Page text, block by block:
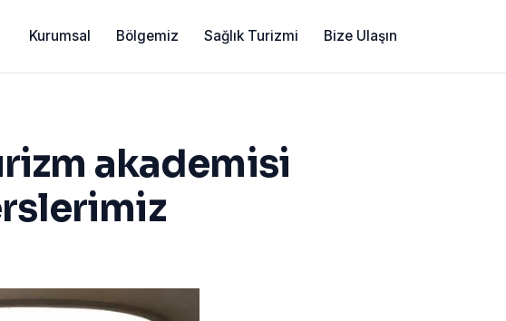
Kurumsal Bölgemiz Sağlık Turizmi Bize Ulaşın
akademisi